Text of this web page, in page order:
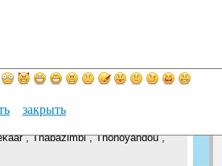
закрыть
in / spiritual healer & Spell
Naboom , Botokwa,
vosloorus, Mafikeng,
комментировать
-TRADITIONAL HEALER in
, Mutale , Nkowakowa , Nylstroom ,
, Thabazimbi , Thohoyandou ,